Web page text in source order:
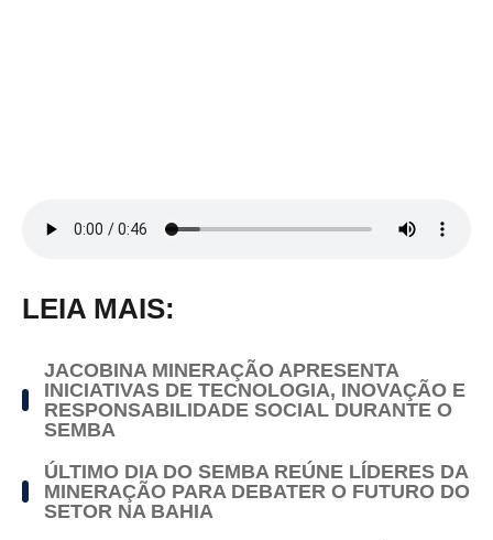
LEIA MAIS:
JACOBINA MINERAÇÃO APRESENTA
INICIATIVAS DE TECNOLOGIA, INOVAÇÃO E
RESPONSABILIDADE SOCIAL DURANTE O
SEMBA
ÚLTIMO DIA DO SEMBA REÚNE LÍDERES DA
MINERAÇÃO PARA DEBATER O FUTURO DO
SETOR NA BAHIA